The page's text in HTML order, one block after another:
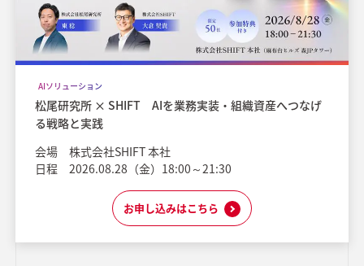
AIソリューション
松尾研究所 × SHIFT AIを業務実装・組織資産へつなげ
る戦略と実践
会場
株式会社SHIFT 本社
日程
2026.08.28（金）18:00～21:30
お申し込みはこちら